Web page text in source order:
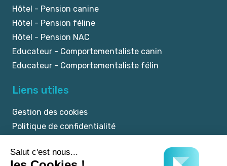
Hôtel - Pension canine
Hôtel - Pension féline
Hôtel - Pension NAC
Educateur - Comportementaliste canin
Educateur - Comportementaliste félin
Liens utiles
Gestion des cookies
Politique de confidentialité
CGU